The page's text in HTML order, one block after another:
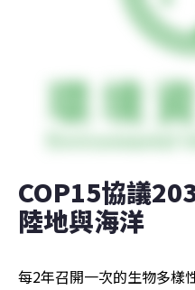
COP15協議
陸地與海洋
每2年召開一次的生物多樣